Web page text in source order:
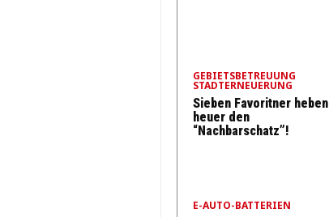
GEBIETSBETREUUNG
STADTERNEUERUNG
Sieben Favoritner heben
heuer den
“Nachbarschatz”!
E-AUTO-BATTERIEN